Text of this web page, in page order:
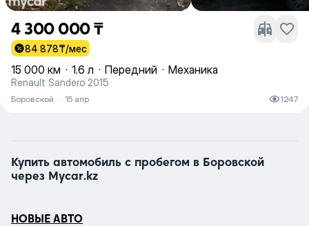
4 300 000 ₸
84 878₸/мес
15 000 км · 1.6 л · Передний · Механика
Renault Sandero 2015
Боровской · 15 апр 1247
Купить автомобиль с пробегом в Боровской
через Mycar.kz
НОВЫЕ АВТО